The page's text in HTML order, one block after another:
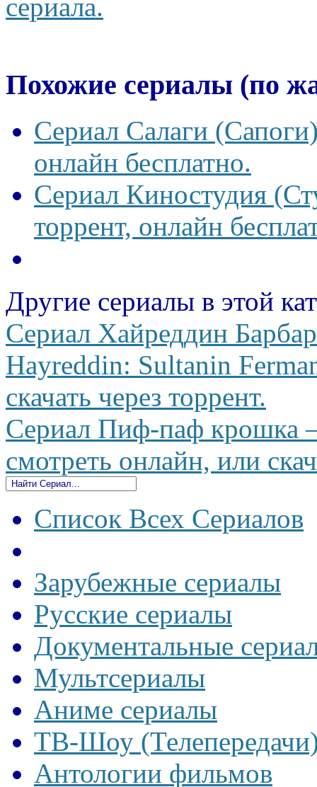
сериала.
Похожие сериалы (по
Сериал Салаги
онлайн бесплатно.
Сериал Киностудия
торрент, онлайн
Другие сериалы в этой
Сериал Хайреддин
Hayreddin: Sultanin
скачать через торрент.
Сериал Пиф-паф крошка
смотреть онлайн, или
Список Всех Сериалов
Зарубежные сериалы
Русские сериалы
Документальные
Мультсериалы
Аниме сериалы
ТВ-Шоу
Антологии фильмов